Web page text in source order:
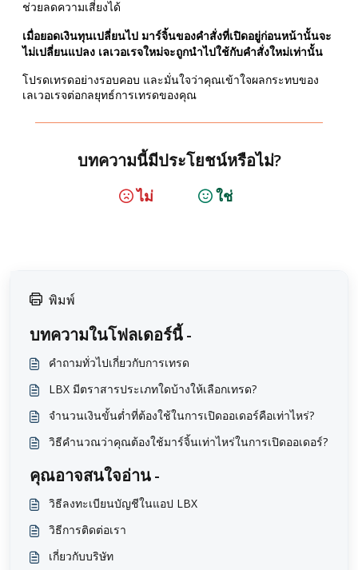
ช่วยลดความเสี่ยงได้
เมื่อยอดเงินทุนเปลี่ยนไป มาร์จิ้นของคำสั่งที่เปิดอยู่ก่อนหน้านั้นจะ
ไม่เปลี่ยนแปลง เลเวอเรจใหม่จะถูกนำไปใช้กับคำสั่งใหม่เท่านั้น
โปรดเทรดอย่างรอบคอบ และมั่นใจว่าคุณเข้าใจผลกระทบของ
เลเวอเรจต่อกลยุทธ์การเทรดของคุณ
บทความนี้มีประโยชน์หรือไม่?
ไม่ ใช่
พิมพ์
บทความในโฟลเดอร์นี้ -
คำถามทั่วไปเกี่ยวกับการเทรด
LBX มีตราสารประเภทใดบ้างให้เลือกเทรด?
จำนวนเงินขั้นต่ำที่ต้องใช้ในการเปิดออเดอร์คือเท่าไหร่?
วิธีคำนวณว่าคุณต้องใช้มาร์จิ้นเท่าไหร่ในการเปิดออเดอร์?
คุณอาจสนใจอ่าน -
วิธีลงทะเบียนบัญชีในแอป LBX
วิธีการติดต่อเรา
เกี่ยวกับบริษัท